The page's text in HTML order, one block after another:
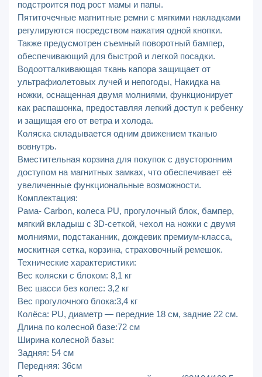
подстроится под рост мамы и папы.
Пятиточечные магнитные ремни с мягкими накладками
регулируются посредством нажатия одной кнопки.
Также предусмотрен съемный поворотный бампер,
обеспечивающий для быстрой и легкой посадки.
Водоотталкивающая ткань капора защищает от
ультрафиолетовых лучей и непогоды, Накидка на
ножки, оснащенная двумя молниями, функционирует
как распашонка, предоставляя легкий доступ к ребенку
и защищая его от ветра и холода.
Коляска складывается одним движением тканью
вовнутрь.
Вместительная корзина для покупок с двусторонним
доступом на магнитных замках, что обеспечивает её
увеличенные функциональные возможности.
Комплектация:
Рама- Carbon, колеса PU, прогулочный блок, бампер,
мягкий вкладыш с 3D-сеткой, чехол на ножки с двумя
молниями, подстаканник, дождевик премиум-класса,
москитная сетка, корзина, страховочный ремешок.
Технические характеристики:
Вес коляски с блоком: 8,1 кг
Вес шасси без колес: 3,2 кг
Вес прогулочного блока:3,4 кг
Колёса: PU, диаметр — передние 18 см, задние 22 см.
Длина по колесной базе:72 см
Ширина колесной базы:
Задняя: 54 см
Передняя: 36см